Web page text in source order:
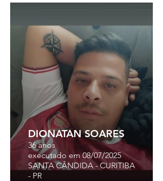
DIONATAN SOARES
36 anos
executado em 08/07/2025
SANTA CÂNDIDA - CURITIBA
- PR